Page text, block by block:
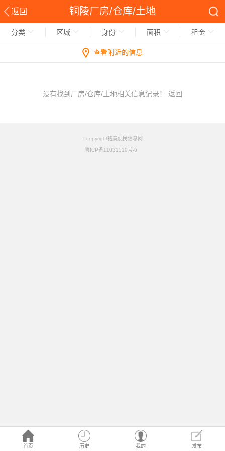
返回 铜陵厂房/仓库/土地
首页 历史 我的 发布
分类 区域 身份 面积 租金
查看附近的信息
没有找到厂房/仓库/土地相关信息记录！ 返回
©copyright铭竟便民信息网
鲁ICP备11031510号-6